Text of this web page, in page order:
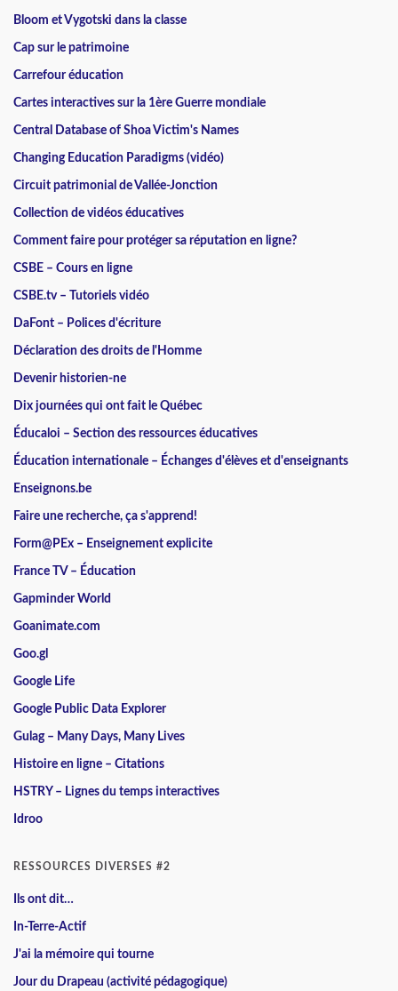
Bloom et Vygotski dans la classe
Cap sur le patrimoine
Carrefour éducation
Cartes interactives sur la 1ère Guerre mondiale
Central Database of Shoa Victim's Names
Changing Education Paradigms (vidéo)
Circuit patrimonial de Vallée-Jonction
Collection de vidéos éducatives
Comment faire pour protéger sa réputation en ligne?
CSBE – Cours en ligne
CSBE.tv – Tutoriels vidéo
DaFont – Polices d'écriture
Déclaration des droits de l'Homme
Devenir historien-ne
Dix journées qui ont fait le Québec
Éducaloi – Section des ressources éducatives
Éducation internationale – Échanges d'élèves et d'enseignants
Enseignons.be
Faire une recherche, ça s'apprend!
Form@PEx – Enseignement explicite
France TV – Éducation
Gapminder World
Goanimate.com
Goo.gl
Google Life
Google Public Data Explorer
Gulag – Many Days, Many Lives
Histoire en ligne – Citations
HSTRY – Lignes du temps interactives
Idroo
RESSOURCES DIVERSES #2
Ils ont dit…
In-Terre-Actif
J'ai la mémoire qui tourne
Jour du Drapeau (activité pédagogique)